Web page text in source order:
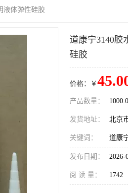
液体弹性硅胶
道康宁3140胶
硅胶
价格：￥
产品数量：
发货地址： 北京
关键词： 道康
发布日期： 2026-
阅 读 量： 1742